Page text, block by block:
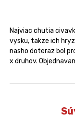
Najviac chutia
vysku, takze ich
nasho doteraz bol
x druhov.